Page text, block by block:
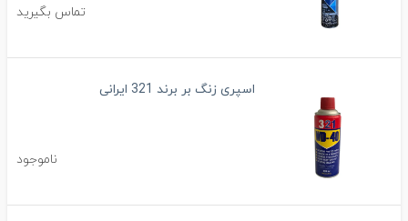
تماس بگیرید
اسپری زنگ بر برند 321 ایرانی
ناموجود